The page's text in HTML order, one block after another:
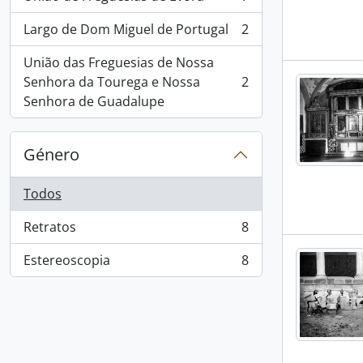
, 7 resultados
Largo de Dom Miguel de Portugal
, 2 resultados
2
União das Freguesias de Nossa
Senhora da Tourega e Nossa
Senhora de Guadalupe
, 2 resultados 2
Género
Todos
Retratos
, 8 resultados
8
Estereoscopia
, 8 resultados 8